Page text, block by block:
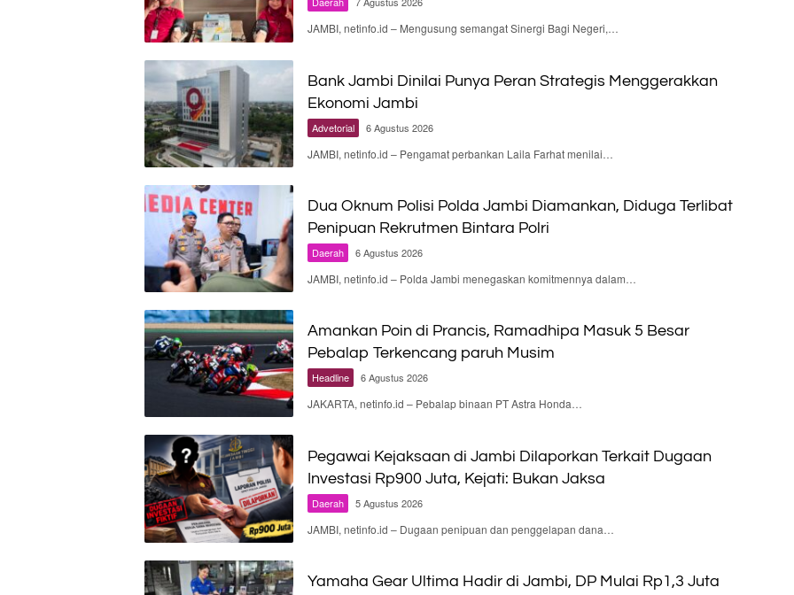
JAMBI, netinfo.id – Mengusung semangat Sinergi Bagi Negeri,…
Bank Jambi Dinilai Punya Peran Strategis Menggerakkan
Ekonomi Jambi
Advetorial 6 Agustus 2026
JAMBI, netinfo.id – Pengamat perbankan Laila Farhat menilai…
Dua Oknum Polisi Polda Jambi Diamankan, Diduga Terlibat
Penipuan Rekrutmen Bintara Polri
Daerah 6 Agustus 2026
JAMBI, netinfo.id – Polda Jambi menegaskan komitmennya dalam…
Amankan Poin di Prancis, Ramadhipa Masuk 5 Besar
Pebalap Terkencang paruh Musim
Headline 6 Agustus 2026
JAKARTA, netinfo.id – Pebalap binaan PT Astra Honda…
Pegawai Kejaksaan di Jambi Dilaporkan Terkait Dugaan
Investasi Rp900 Juta, Kejati: Bukan Jaksa
Daerah 5 Agustus 2026
JAMBI, netinfo.id – Dugaan penipuan dan penggelapan dana…
Yamaha Gear Ultima Hadir di Jambi, DP Mulai Rp1,3 Juta